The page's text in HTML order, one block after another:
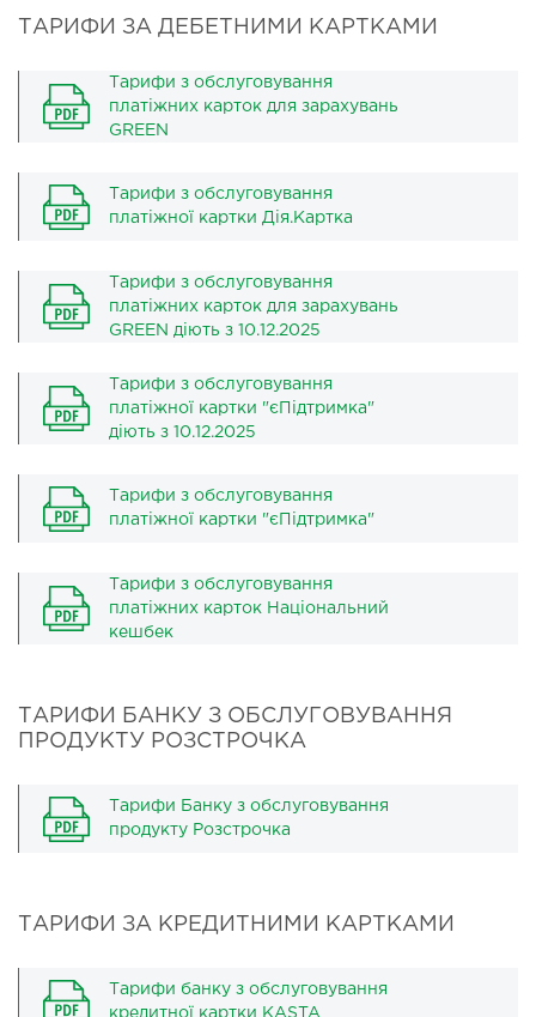
ТАРИФИ ЗА ДЕБЕТНИМИ КАРТКАМИ
Тарифи з обслуговування
платіжних карток для зарахувань
GREEN
Тарифи з обслуговування
платіжної картки Дія.Картка
Тарифи з обслуговування
платіжних карток для зарахувань
GREEN діють з 10.12.2025
Тарифи з обслуговування
платіжної картки "єПідтримка"
діють з 10.12.2025
Тарифи з обслуговування
платіжної картки "єПідтримка"
Тарифи з обслуговування
платіжних карток Національний
кешбек
ТАРИФИ БАНКУ З ОБСЛУГОВУВАННЯ
ПРОДУКТУ РОЗСТРОЧКА
Тарифи Банку з обслуговування
продукту Розстрочка
ТАРИФИ ЗА КРЕДИТНИМИ КАРТКАМИ
Тарифи банку з обслуговування
кредитної картки KASTA